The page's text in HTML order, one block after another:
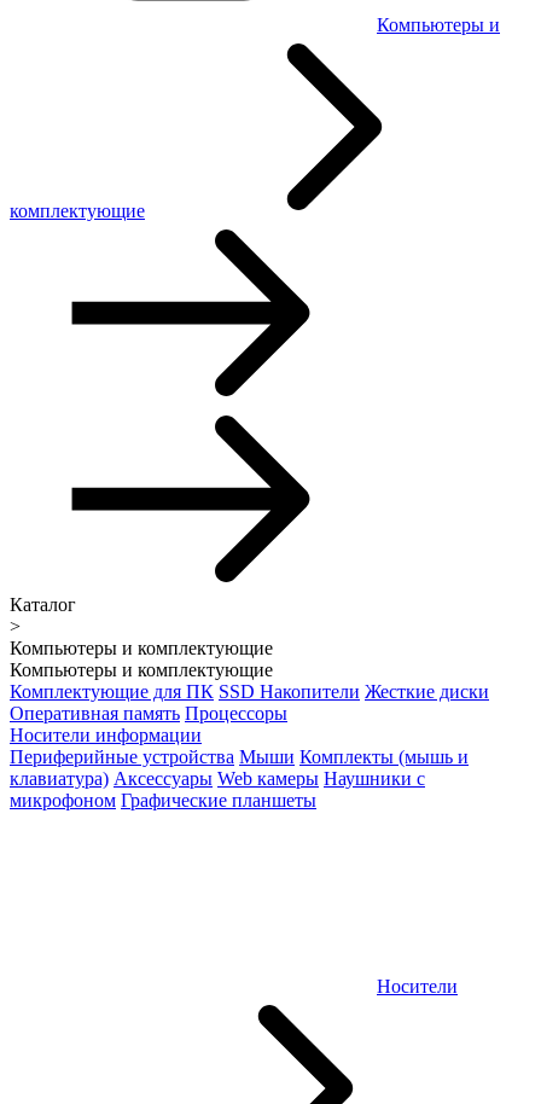
Компьютеры и
комплектующие
Каталог
>
Компьютеры и комплектующие
Компьютеры и комплектующие
Комплектующие для ПК SSD Накопители Жесткие диски
Оперативная память Процессоры
Носители информации
Периферийные устройства Мыши Комплекты (мышь и
клавиатура) Аксессуары Web камеры Наушники с
микрофоном Графические планшеты
Носители